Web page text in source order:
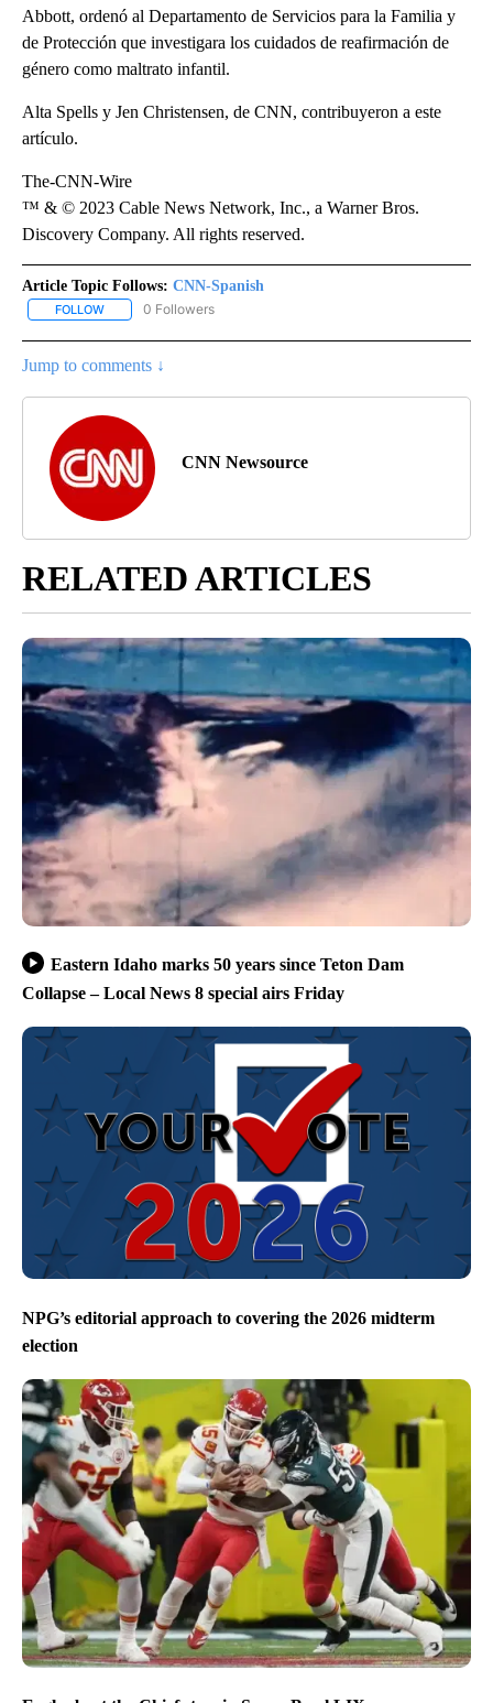
Abbott, ordenó al Departamento de Servicios para la Familia y
de Protección que investigara los cuidados de reafirmación de
género como maltrato infantil.
Alta Spells y Jen Christensen, de CNN, contribuyeron a este
artículo.
The-CNN-Wire
™ & © 2023 Cable News Network, Inc., a Warner Bros.
Discovery Company. All rights reserved.
Article Topic Follows: CNN-Spanish
FOLLOW FOLLOW "CNN-SPANISH" TO RECEIVE NOTIFICATIONS ABOUT
0 Followers
Jump to comments ↓
CNN Newsource
RELATED ARTICLES
Eastern Idaho marks 50 years since Teton Dam
Collapse – Local News 8 special airs Friday
NPG’s editorial approach to covering the 2026 midterm
election